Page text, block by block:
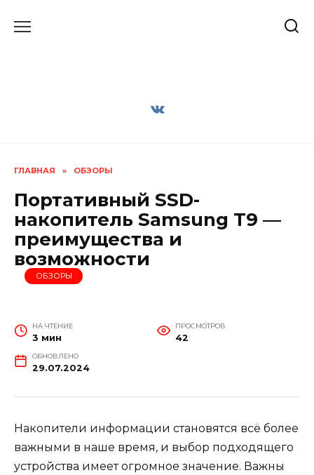
ГЛАВНАЯ » ОБЗОРЫ
Портативный SSD-
накопитель Samsung T9 —
преимущества и
возможности
ОБЗОРЫ
НА ЧТЕНИЕ
3 мин
ПРОСМОТРОВ
42
ОБНОВЛЕНО
29.07.2024
Накопители информации становятся всё более
важными в наше время, и выбор подходящего
устройства имеет огромное значение. Важны